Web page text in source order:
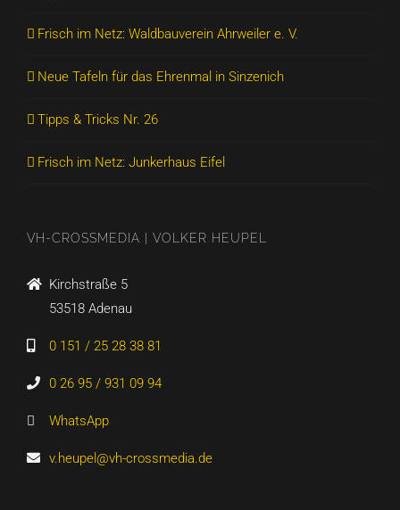
Frisch im Netz: Waldbauverein Ahrweiler e. V.
Neue Tafeln für das Ehrenmal in Sinzenich
Tipps & Tricks Nr. 26
Frisch im Netz: Junkerhaus Eifel
VH-CROSSMEDIA | VOLKER HEUPEL
Kirchstraße 5
53518 Adenau
0 151 / 25 28 38 81
0 26 95 / 931 09 94
WhatsApp
v.heupel@vh-crossmedia.de